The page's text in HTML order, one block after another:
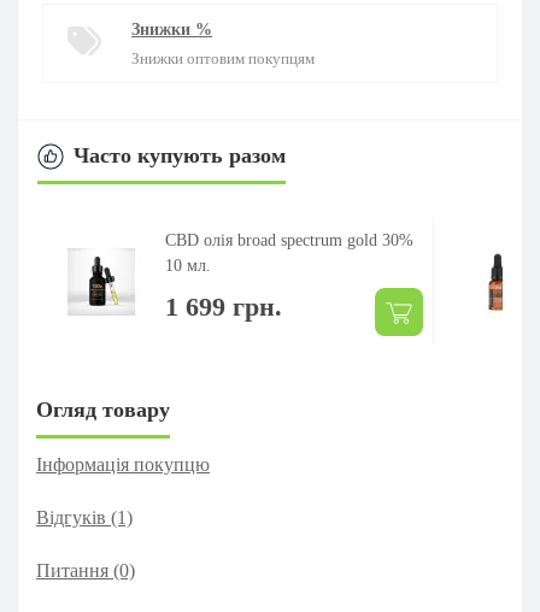
Знижки %
Знижки оптовим покупцям
Часто купують разом
CBD олія broad spectrum gold 30%
10 мл.
1 699 грн.
Огляд товару
Інформація покупцю
Відгуків (1)
Питання (0)